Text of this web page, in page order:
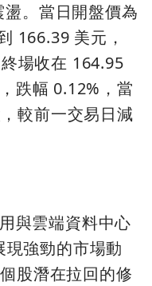
。當日開盤價為
166.39 美元，
場收在 164.95
跌幅 0.12%，當
較前一交易日減
與雲端資料中心
強勁的市場動
股潛在拉回的修